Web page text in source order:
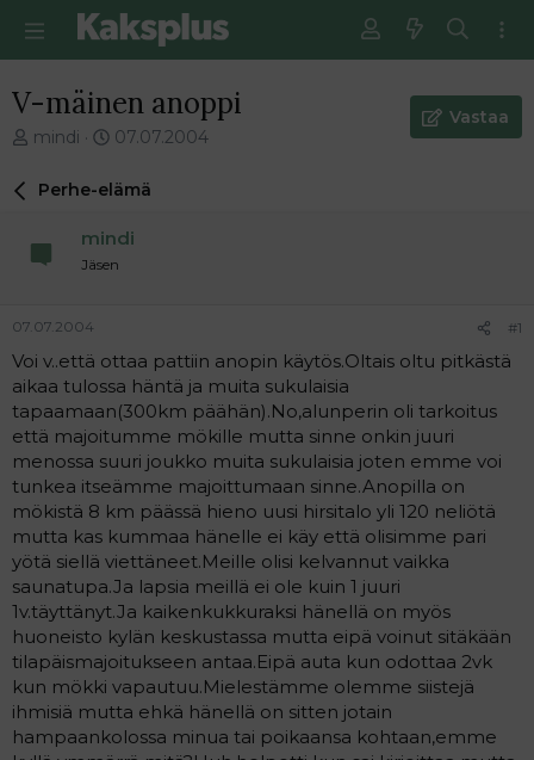
V-mäinen anoppi
V
e
i
t
u
n
a
l
o
t
t
a
j
a
mindi
E
s
m
m
ä
n
v
i
e
s
t
i
07.07.2004
Vastaa
Perhe-elämä
mindi
Jäsen
07.07.2004 #1
Voi v..että ottaa pattiin anopin käytös.Oltais oltu pitkästä
aikaa tulossa häntä ja muita sukulaisia
tapaamaan(300km päähän).No,alunperin oli tarkoitus
että majoitumme mökille mutta sinne onkin juuri
menossa suuri joukko muita sukulaisia joten emme voi
tunkea itseämme majoittumaan sinne.Anopilla on
mökistä 8 km päässä hieno uusi hirsitalo yli 120 neliötä
mutta kas kummaa hänelle ei käy että olisimme pari
yötä siellä viettäneet.Meille olisi kelvannut vaikka
saunatupa.Ja lapsia meillä ei ole kuin 1 juuri
1v.täyttänyt.Ja kaikenkukkuraksi hänellä on myös
huoneisto kylän keskustassa mutta eipä voinut sitäkään
tilapäismajoitukseen antaa.Eipä auta kun odottaa 2vk
kun mökki vapautuu.Mielestämme olemme siistejä
ihmisiä mutta ehkä hänellä on sitten jotain
hampaankolossa minua tai poikaansa kohtaan,emme